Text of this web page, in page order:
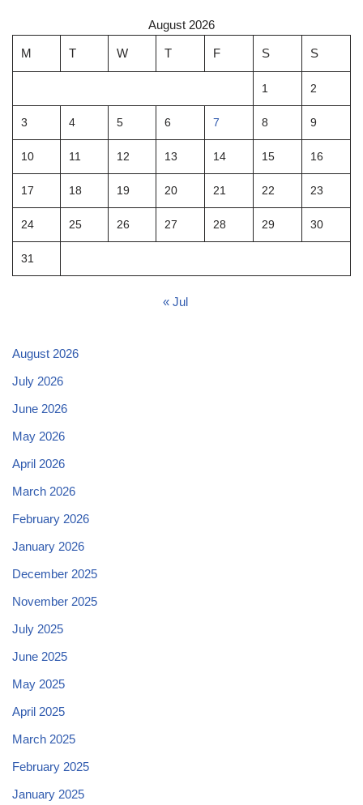
August 2026
M T W T F S S
1 2
3 4 5 6 7 8 9
10 11 12 13 14 15 16
17 18 19 20 21 22 23
24 25 26 27 28 29 30
31
« Jul
August 2026
July 2026
June 2026
May 2026
April 2026
March 2026
February 2026
January 2026
December 2025
November 2025
July 2025
June 2025
May 2025
April 2025
March 2025
February 2025
January 2025